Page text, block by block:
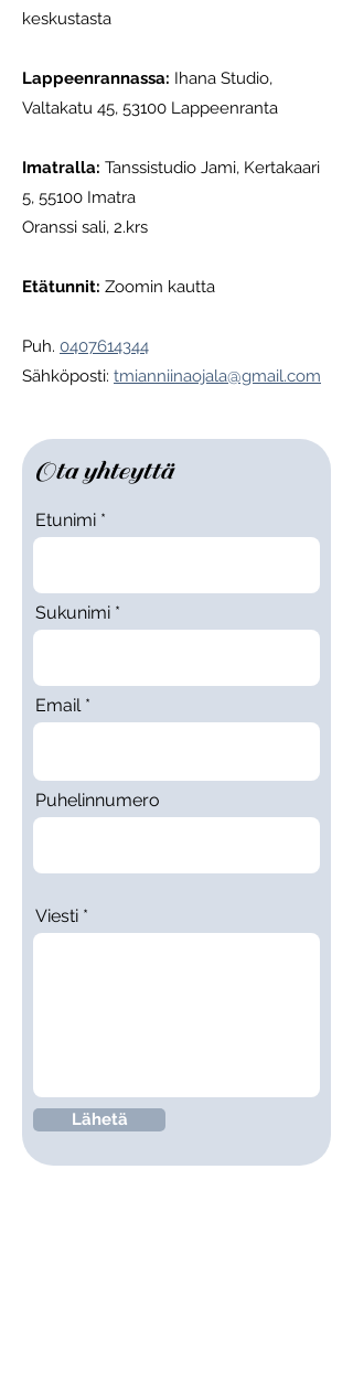
keskustasta
Lappeenrannassa: Ihana Studio,
Valtakatu 45, 53100 Lappeenranta
Imatralla: Tanssistudio Jami, Kertakaari
5, 55100 Imatra
Oranssi sali, 2.krs
Etätunnit: Zoomin kautta
Puh. 0407614344
Sähköposti: tmianniinaojala@gmail.com
Ota yhteyttä
Etunimi
Sukunimi
Email
Puhelinnumero
Viesti
Lähetä